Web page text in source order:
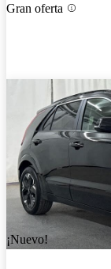
Gran oferta
¡Nuevo!